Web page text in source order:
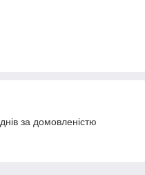
за домовленістю